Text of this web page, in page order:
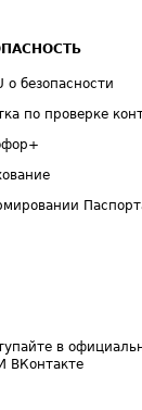
о безопасности
по проверке
в
ВКонтакте